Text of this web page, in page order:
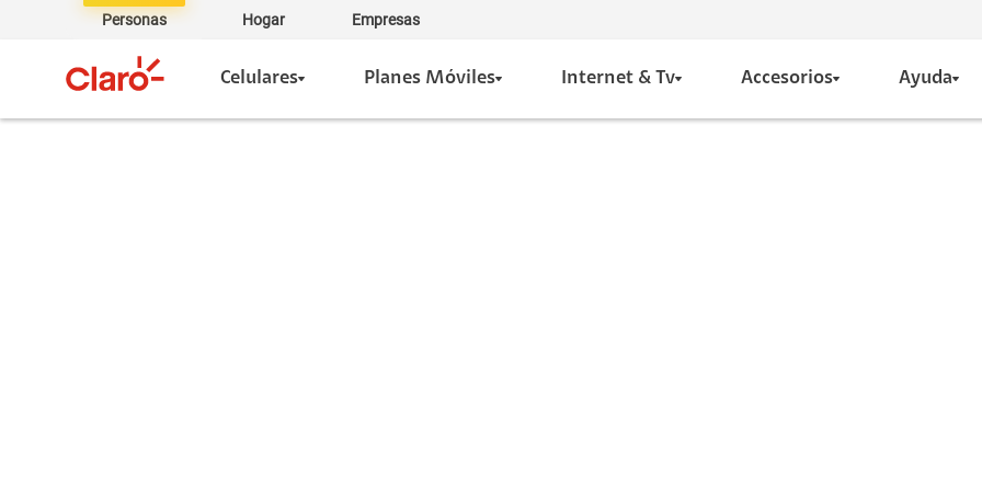
Personas Hogar Empresas
Celulares Planes Móviles Internet & Tv Accesorios Ayuda